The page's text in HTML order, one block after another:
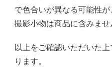
で色合いが異なる可能性が
撮影小物は商品に含みませ
以上をご確認いただいた
ります。